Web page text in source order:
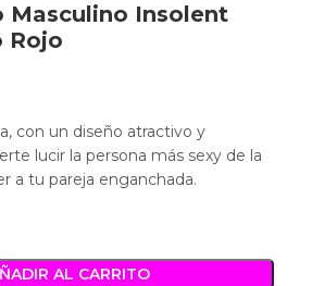
Masculino Insolent
Rojo
con un diseño atractivo y
lucir la persona más sexy de la
a tu pareja enganchada.
AL CARRITO